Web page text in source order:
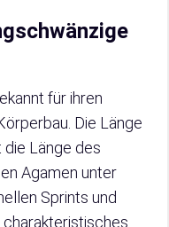
für ihren
Die Länge
Länge des
Agamen unter
Sprints und
charakteristisches